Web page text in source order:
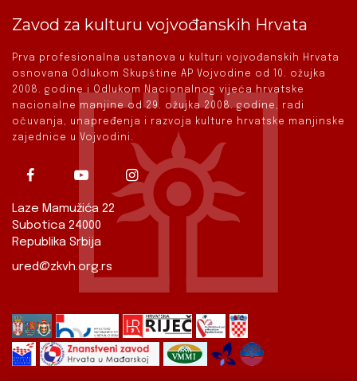
Zavod za kulturu vojvođanskih Hrvata
Prva profesionalna ustanova u kulturi vojvođanskih Hrvata
osnovana Odlukom Skupštine AP Vojvodine od 10. ožujka
2008. godine i Odlukom Nacionalnog vijeća hrvatske
nacionalne manjine od 29. ožujka 2008. godine, radi
očuvanja, unapređenja i razvoja kulture hrvatske manjinske
zajednice u Vojvodini.
Laze Mamužića 22
Subotica 24000
Republika Srbija
ured@zkvh.org.rs